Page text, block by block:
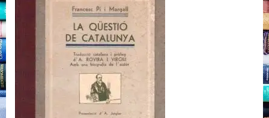
Catalunya,
Francesc
Pi
i
Margall